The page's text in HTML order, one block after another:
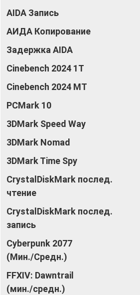
AIDA Запись
АИДА Копирование
Задержка AIDA
Cinebench 2024 1T
Cinebench 2024 MT
PCMark 10
3DMark Speed ​​Way
3DMark Nomad
3DMark Time Spy
CrystalDiskMark послед.
чтение
CrystalDiskMark послед.
запись
Cyberpunk 2077
(Мин./Средн.)
FFXIV: Dawntrail
(мин./средн.)